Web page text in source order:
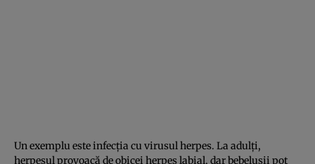
Un exemplu este infecția cu virusul herpes. La adulți,
herpesul provoacă de obicei herpes labial, dar bebelușii pot